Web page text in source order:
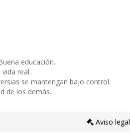
educación.
real.
se mantengan bajo control.
de los demás.
Aviso legal